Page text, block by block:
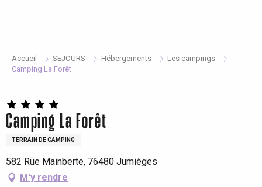
Accueil SEJOURS Hébergements
Les campings
Camping La Forêt
Camping La Forêt
TERRAIN DE CAMPING
582 Rue Mainberte, 76480 Jumièges
M'y rendre